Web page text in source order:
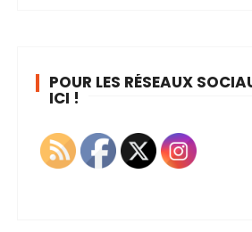
POUR LES RÉSEAUX
ICI !